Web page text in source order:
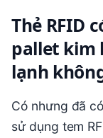
Thẻ RFID
pallet kim
lạnh
Có nhưng đã
sử dụng tem